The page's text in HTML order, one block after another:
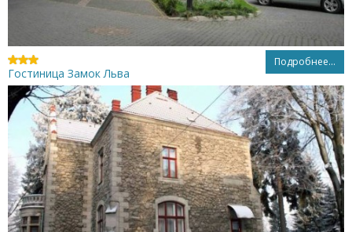
Подробнее...
Гостиница Замок Льва